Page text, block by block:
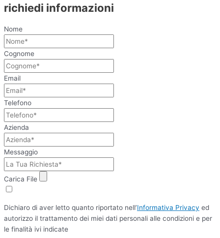
richiedi informazioni
Nome
Cognome
Email
Telefono
Azienda
Messaggio
Carica File
Dichiaro di aver letto quanto riportato nell’Informativa Privacy ed
autorizzo il trattamento dei miei dati personali alle condizioni e per
le finalità ivi indicate